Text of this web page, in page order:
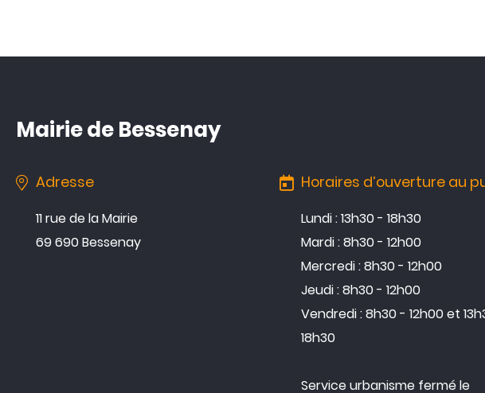
Mairie de Bessenay
Adresse
11 rue de la Mairie
69 690 Bessenay
Horaires d’ouverture au
Lundi : 13h30 - 18h30
Mardi : 8h30 - 12h00
Mercredi : 8h30 - 12h00
Jeudi : 8h30 - 12h00
Vendredi : 8h30 - 12h00 et
18h30
Service urbanisme fermé le